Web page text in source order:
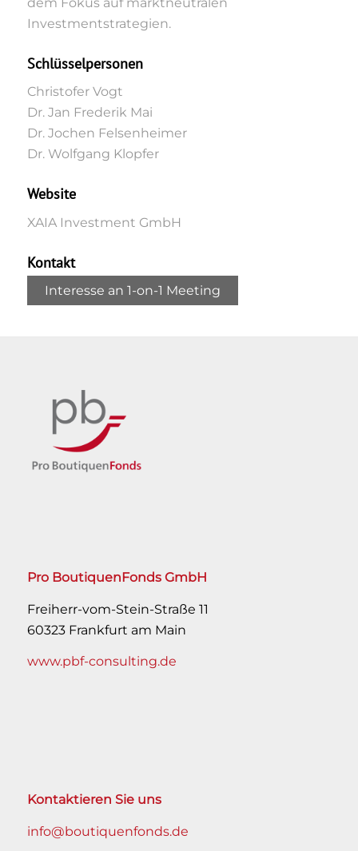
Investmentstrategien.
Schlüsselpersonen
Christofer Vogt
Dr. Jan Frederik Mai
Dr. Jochen Felsenheimer
Dr. Wolfgang Klopfer
Website
XAIA Investment GmbH
Kontakt
Interesse an 1-on-1 Meeting
Pro BoutiquenFonds GmbH
Freiherr-vom-Stein-Straße 11
60323 Frankfurt am Main
www.pbf-consulting.de
Kontaktieren Sie uns
info@boutiquenfonds.de